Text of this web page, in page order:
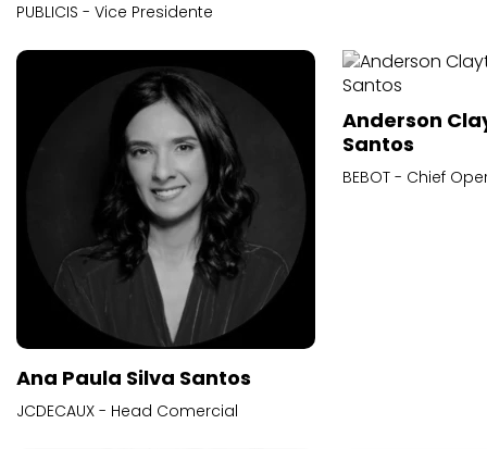
PUBLICIS - Vice Presidente
Ana Paula Silva Santos
JCDECAUX - Head Comercial
Anderson
Santos
BEBOT - Chief